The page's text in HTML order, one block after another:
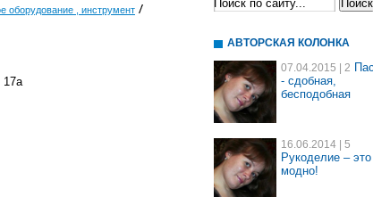
оборудование , инструмент
17а
АВТОРСКАЯ КОЛОНКА
07.04.2015 | 2
- сдобная,
бесподобная
16.06.2014 | 5
Рукоделие – это
модно!